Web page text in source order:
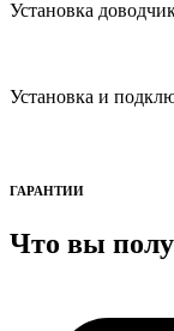
Установка
Установка и
ГАРАНТИИ
Что вы